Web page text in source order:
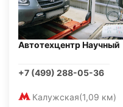
Автотехцентр Научный
+7 (499) 288-05-36
Калужская(1,09 км)